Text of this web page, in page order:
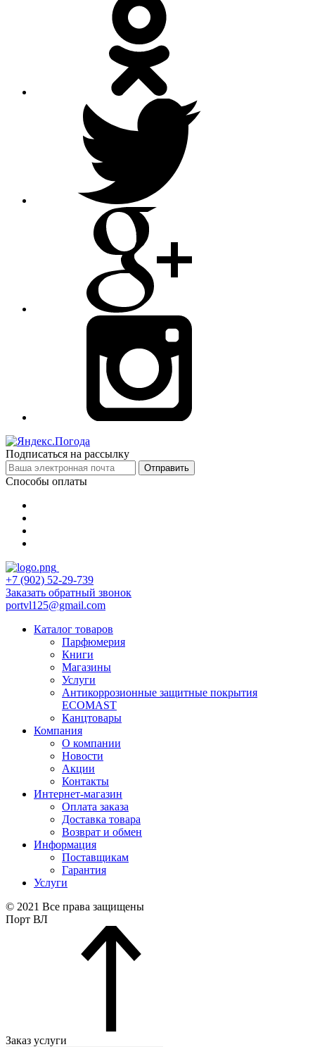
Подписаться на рассылку
Отправить
Способы оплаты
+7 (902) 52-29-739
Заказать обратный звонок
portvl125@gmail.com
Каталог товаров
Парфюмерия
Книги
Магазины
Услуги
Антикоррозионные защитные покрытия
ECOMAST
Канцтовары
Компания
О компании
Новости
Акции
Контакты
Интернет-магазин
Оплата заказа
Доставка товара
Возврат и обмен
Информация
Поставщикам
Гарантия
Услуги
© 2021 Все права защищены
Порт ВЛ
Заказ услуги